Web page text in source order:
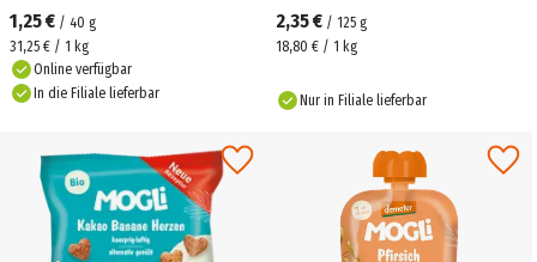
1,25 € / 40 g
31,25 € / 1 kg
Online verfügbar
In die Filiale lieferbar
2,35 € / 125 g
18,80 € / 1 kg
Nur in Filiale lieferbar